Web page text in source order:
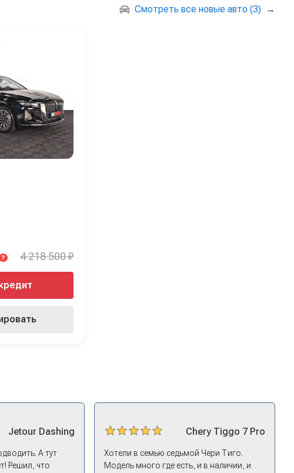
Смотреть все новые авто (3) →
? 4 218 500 ₽
Jetour Dashing
А тут
Решил, что
Chery Tiggo 7 Pro
Хотели в семью седьмой Чери Тиго.
Модель много где есть, и в наличии, и